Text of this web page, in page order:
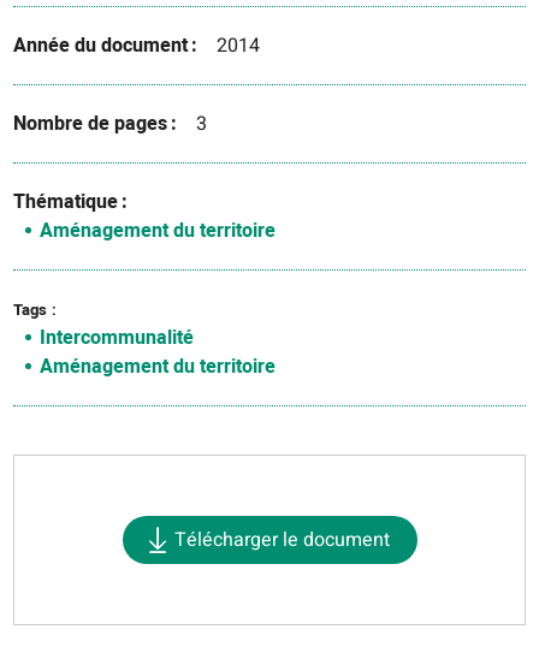
Année du document 2014
Nombre de pages 3
Thématique
Aménagement du territoire
Tags
Intercommunalité
Aménagement du territoire
Télécharger le document